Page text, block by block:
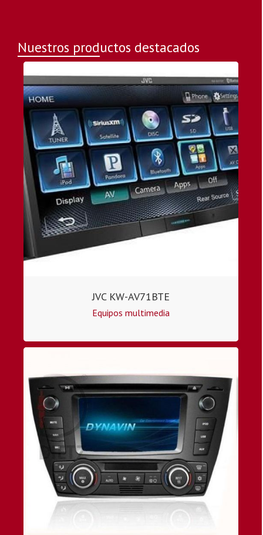
Nuestros productos destacados
JVC KW-AV71BTE
Equipos multimedia